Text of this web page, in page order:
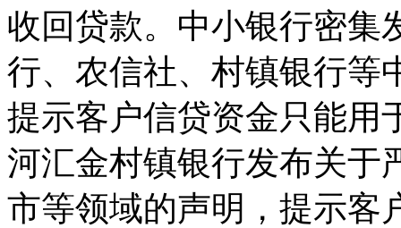
收回贷款。中小银行密集
行、农信社、村镇银行等
提示客户信贷资金只能用
河汇金村镇银行发布关于
市等领域的声明，提示客